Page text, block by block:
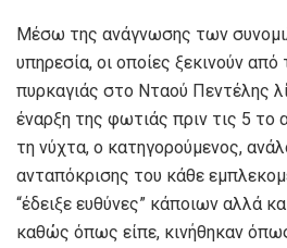
Μέσω της ανάγνωσης των
υπηρεσία, οι οποίες ξεκινούν από
πυρκαγιάς στο Νταού Πεντέλης
έναρξη της φωτιάς πριν τις 5 το
τη νύχτα, ο κατηγορούμενος,
ανταπόκρισης του κάθε
“έδειξε ευθύνες” κάποιων αλλά
καθώς όπως είπε, κινήθηκαν